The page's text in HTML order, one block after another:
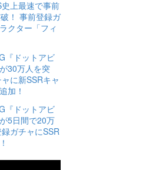
上最速で事前
！ 事前登録ガ
クター「フィ
『ドットアビ
30万人を突
に新SSRキャ
加！
『ドットアビ
5日間で20万
ガチャにSSR